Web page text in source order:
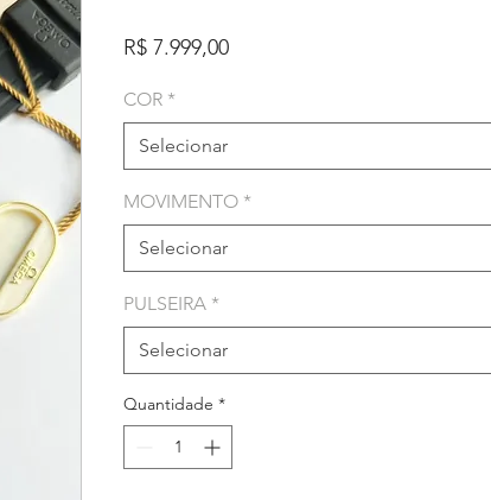
R$ 7.999,00Preço
COR *
Selecionar
MOVIMENTO *
Selecionar
PULSEIRA *
Selecionar
Quantidade *